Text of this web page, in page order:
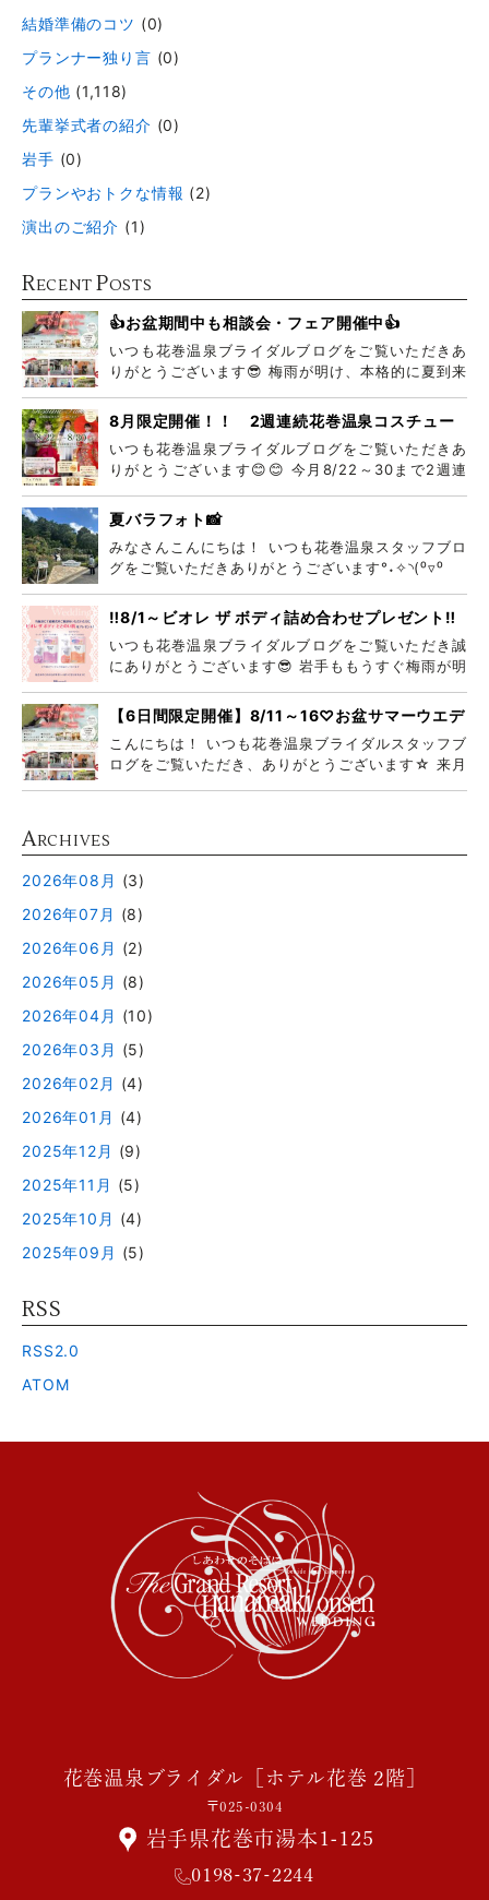
結婚準備のコツ (0)
プランナー独り言 (0)
その他 (1,118)
先輩挙式者の紹介 (0)
岩手 (0)
プランやおトクな情報 (2)
演出のご紹介 (1)
RECENT POSTS
👍お盆期間中も相談会・フェア開催中👍
いつも花巻温泉ブライダルブログをご覧いただきあ
りがとうございます😎 梅雨が明け、本格的に夏到来
8月限定開催！！ 2週連続花巻温泉コスチュー
ムフェア
いつも花巻温泉ブライダルブログをご覧いただきあ
りがとうございます😊😊 今月8/22～30まで2週連
夏バラフォト📸
みなさんこんにちは！ いつも花巻温泉スタッフブロ
グをご覧いただきありがとうございます°˖✧◝(⁰▿⁰
‼️8/1～ビオレ ザ ボディ詰め合わせプレゼント‼️
いつも花巻温泉ブライダルブログをご覧いただき誠
にありがとうございます😎 岩手ももうすぐ梅雨が明
【6日間限定開催】8/11～16♡お盆サマーウエデ
ィングフェア♡
こんにちは！ いつも花巻温泉ブライダルスタッフブ
ログをご覧いただき、ありがとうございます☆ 来月
ARCHIVES
2026年08月 (3)
2026年07月 (8)
2026年06月 (2)
2026年05月 (8)
2026年04月 (10)
2026年03月 (5)
2026年02月 (4)
2026年01月 (4)
2025年12月 (9)
2025年11月 (5)
2025年10月 (4)
2025年09月 (5)
RSS
RSS2.0
ATOM
花巻温泉ブライダル［ホテル花巻 2階］
〒025-0304
岩手県花巻市湯本1-125
0198-37-2244